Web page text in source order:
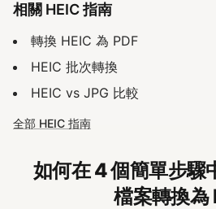
相關 HEIC 指南
轉換 HEIC 為 PDF
HEIC 批次轉換
HEIC vs JPG 比較
全部 HEIC 指南
如何在 4 個簡單步驟
檔案轉換為